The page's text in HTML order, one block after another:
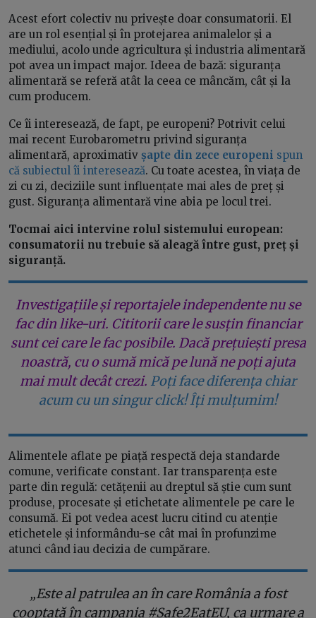
Acest efort colectiv nu privește doar consumatorii. El
are un rol esențial și în protejarea animalelor și a
mediului, acolo unde agricultura și industria alimentară
pot avea un impact major. Ideea de bază: siguranța
alimentară se referă atât la ceea ce mâncăm, cât și la
cum producem.
Ce îi interesează, de fapt, pe europeni? Potrivit celui
mai recent Eurobarometru privind siguranța
alimentară, aproximativ șapte din zece europeni spun
că subiectul îi interesează. Cu toate acestea, în viața de
zi cu zi, deciziile sunt influențate mai ales de preț și
gust. Siguranța alimentară vine abia pe locul trei.
Tocmai aici intervine rolul sistemului european:
consumatorii nu trebuie să aleagă între gust, preț și
siguranță.
Investigațiile și reportajele independente nu se
fac din like-uri. Cititorii care le susțin financiar
sunt cei care le fac posibile. Dacă prețuiești presa
noastră, cu o sumă mică pe lună ne poți ajuta
mai mult decât crezi. Poți face diferența chiar
acum cu un singur click! Îți mulțumim!
Alimentele aflate pe piață respectă deja standarde
comune, verificate constant. Iar transparența este
parte din regulă: cetățenii au dreptul să știe cum sunt
produse, procesate și etichetate alimentele pe care le
consumă. Ei pot vedea acest lucru citind cu atenție
etichetele și informându-se cât mai în profunzime
atunci când iau decizia de cumpărare.
„Este al patrulea an în care România a fost
cooptată în campania #Safe2EatEU, ca urmare a